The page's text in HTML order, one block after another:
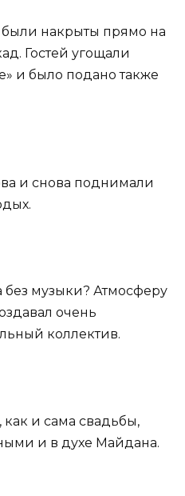
накрыты прямо на
Гостей угощали
и было подано также
и снова поднимали
без музыки? Атмосферу
очень
коллектив.
и сама свадьбы,
и в духе Майдана.